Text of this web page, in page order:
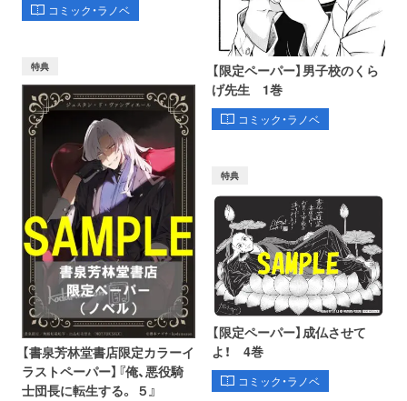
コミック・ラノベ
【限定ペーパー】男子校のくら
げ先生 1巻
コミック・ラノベ
特典
【書泉芳林堂書店限定カラーイ
ラストペーパー】『俺、悪役騎
士団長に転生する。 ５』
特典
【限定ペーパー】成仏させて
よ！ 4巻
コミック・ラノベ